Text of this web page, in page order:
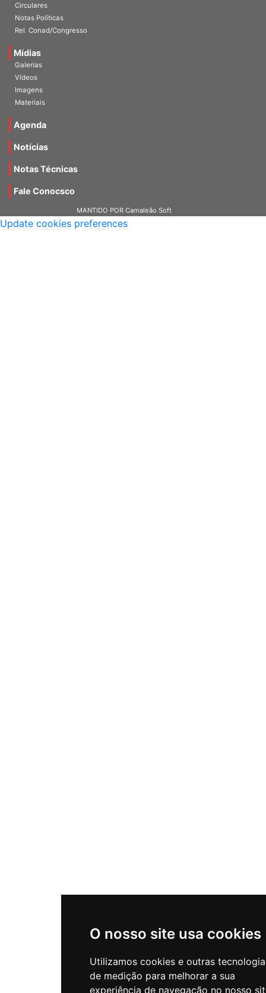
O nosso site usa cookies
Utilizamos cookies e outras
de medição para melhorar a sua
experiência de navegação no nosso
Circulares
Notas Políticas
Rel. Conad/Congresso
Mídias
Galerias
Vídeos
Imagens
Materiais
Agenda
Notícias
Notas Técnicas
Fale Conocsco
MANTIDO POR Camaleão Soft
Update cookies preferences